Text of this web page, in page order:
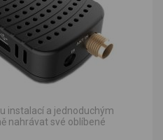
instalací a jednoduchým
nahrávat své oblíbené